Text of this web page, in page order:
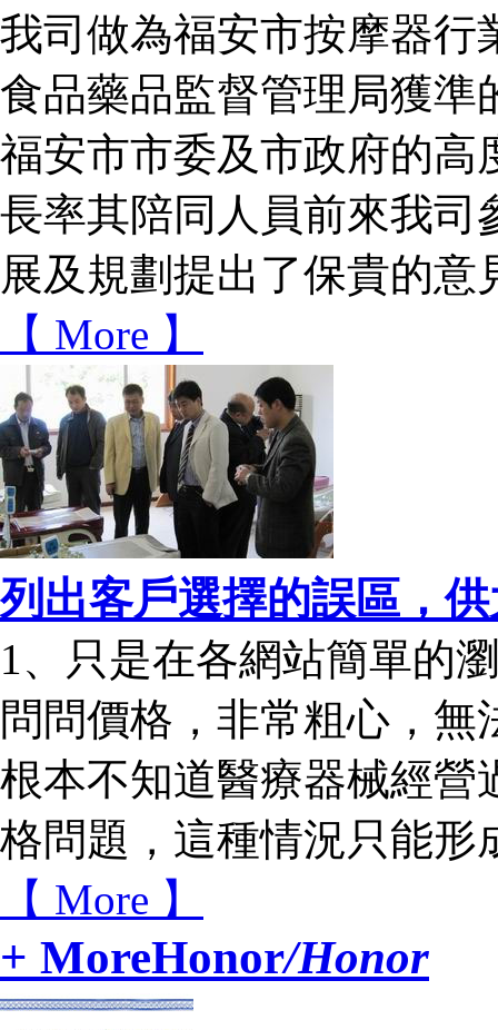
我司做為福安市按摩器行業的
食品藥品監督管理局獲準
福安市市委及市政府的高度
長率其陪同人員前來我司參
展及規劃提出了保貴的意
【 More 】
列出客戶選擇的誤區，
1、只是在各網站簡單的
問問價格，非常粗心，
根本不知道醫療器械經營
格問題，這種情況只能形
【 More 】
+ MoreHonor/Honor